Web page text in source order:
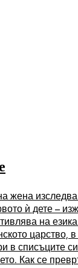
жена
ѝ дете –
на
царство,
в списъците
Как се